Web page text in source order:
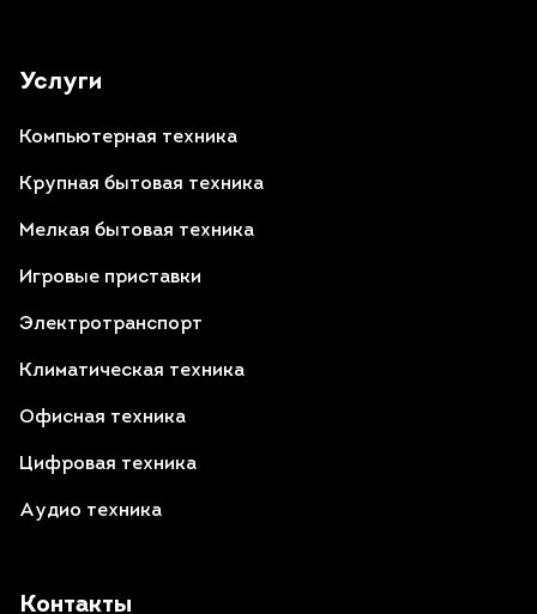
Контакты
Услуги
Компьютерная техника
Крупная бытовая техника
Мелкая бытовая техника
Игровые приставки
Электротранспорт
Климатическая техника
Офисная техника
Цифровая техника
Аудио техника